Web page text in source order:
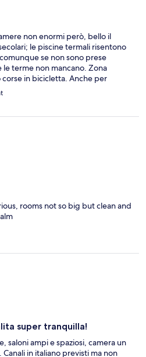
non enormi però, bello il
le piscine termali risentono
se non sono prese
terme non mancano. Zona
in bicicletta. Anche per
non ce la fate.
rooms not so big but clean and
super tranquilla!
saloni ampi e spaziosi, camera un
in italiano previsti ma non